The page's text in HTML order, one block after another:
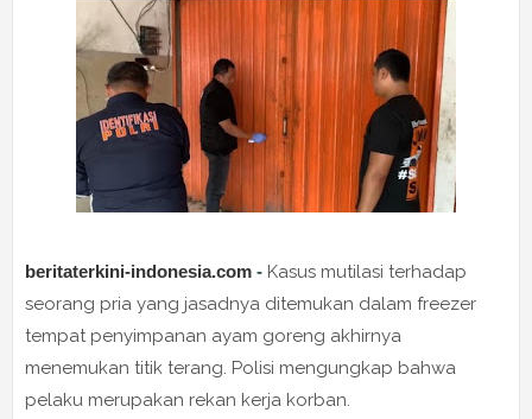
beritaterkini-indonesia.com - Kasus mutilasi terhadap
seorang pria yang jasadnya ditemukan dalam freezer
tempat penyimpanan ayam goreng akhirnya
menemukan titik terang. Polisi mengungkap bahwa
pelaku merupakan rekan kerja korban.